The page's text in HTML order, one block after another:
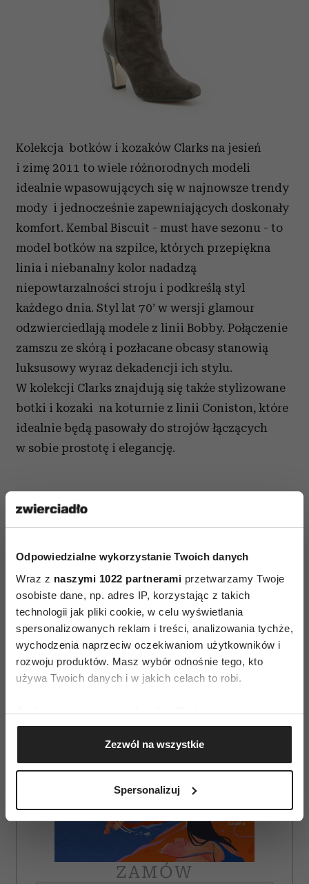
Odpowiedzialne wykorzystanie Twoich danych
Wraz z naszymi 1022 partnerami przetwarzamy Twoje
osobiste dane, np. adres IP, korzystając z takich
technologii jak pliki cookie, w celu wyświetlania
spersonalizowanych reklam i treści, analizowania tychże,
wychodzenia naprzeciw oczekiwaniom użytkowników i
rozwoju produktów. Masz wybór odnośnie tego, kto
używa Twoich danych i w jakich celach to robi.
Jeśli wyrazisz na to zgodę, chcielibyśmy również:
Gromadzić dane dotyczące Twojej lokalizacji
geograficznej z dokładnością nawet do kilku metrów
Identyfikować Twoje urządzenie, aktywnie
(fingerprinting, czyli wirtualny odcisk palca)
dane są przetwarzane oraz ustaw własne preferencje w
. W Deklaracji plików cookie możesz
zmienić lub wycofać swoją zgodę w dowolnej chwili.
Zezwól na wszystkie
Spersonalizuj
Kolekcja botków i kozaków Clarks na jesień
i zimę 2011 to wiele różnorodnych modeli
idealnie wpasowujących się w najnowsze trendy
mody i jednocześnie zapewniających doskonały
komfort. Kembal Biscuit - must have sezonu - to
model botków na szpilce, których przepiękna
linia i niebanalny kolor nadadzą
niepowtarzalności stroju i podkreślą styl
każdego dnia. Styl lat 70’ w wersji glamour
odzwierciedlają modele z linii Bobby. Połączenie
zamszu ze skórą i pozłacane obcasy stanowią
luksusowy wyraz dekadencji ich stylu.
W kolekcji Clarks znajdują się także stylizowane
botki i kozaki na koturnie z linii Coniston, które
idealnie będą pasowały do strojów łączących
w sobie prostotę i elegancję.
AUTOPROMOCJA
ZAMÓW